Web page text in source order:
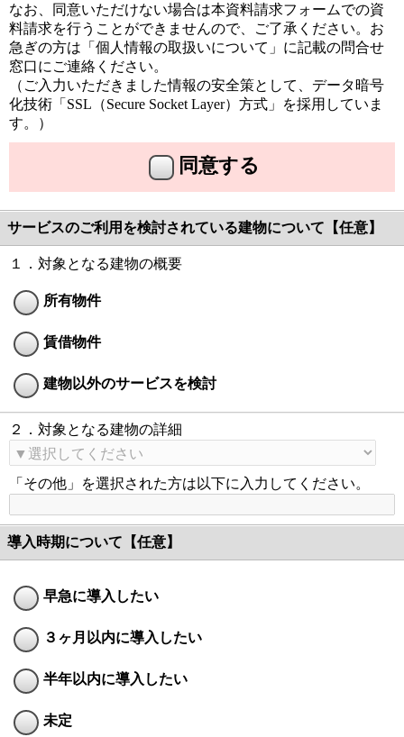
なお、同意いただけない場合は本資料請求フォームでの資
料請求を行うことができませんので、ご了承ください。お
急ぎの方は「個人情報の取扱いについて」に記載の問合せ
窓口にご連絡ください。
（ご入力いただきました情報の安全策として、データ暗号
化技術「SSL（Secure Socket Layer）方式」を採用していま
す。）
同意する
サービスのご利用を検討されている建物について【任意】
１．対象となる建物の概要
所有物件
賃借物件
建物以外のサービスを検討
２．対象となる建物の詳細
「その他」を選択された方は以下に入力してください。
導入時期について【任意】
早急に導入したい
３ヶ月以内に導入したい
半年以内に導入したい
未定